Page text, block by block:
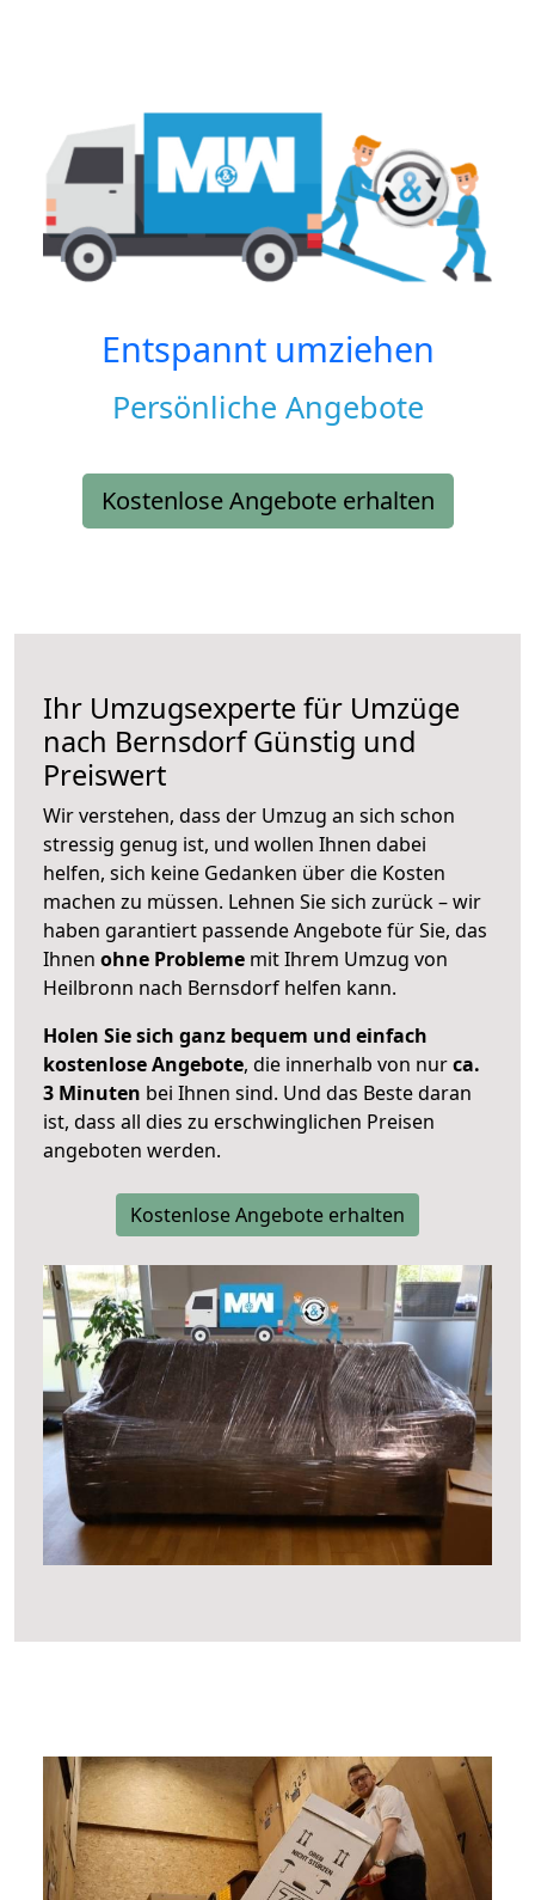
Entspannt umziehen
Persönliche Angebote
Kostenlose Angebote erhalten
Ihr Umzugsexperte für Umzüge
nach BernsdorfGünstig und
Preiswert
Wir verstehen, dass der Umzug an sich schon
stressig genug ist, und wollen Ihnen dabei
helfen, sich keine Gedanken über die Kosten
machen zu müssen. Lehnen Sie sich zurück – wir
haben garantiert passende Angebote für Sie, das
Ihnen ohne Probleme mit Ihrem Umzug von
Heilbronn nach Bernsdorf helfen kann.
Holen Sie sich ganz bequem und einfach
kostenlose Angebote, die innerhalb von nurca.
3 Minuten bei Ihnen sind. Und das Beste daran
ist, dass all dies zu erschwinglichen Preisen
angeboten werden.
Kostenlose Angebote erhalten